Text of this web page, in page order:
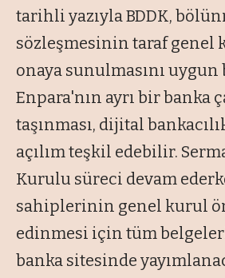
tarihli yazıyla BDDK,
sözleşmesinin taraf genel
onaya sunulmasını uygun
Enpara'nın ayrı bir banka
taşınması, dijital
açılım teşkil edebilir.
Kurulu süreci devam
sahiplerinin genel kurul
edinmesi için tüm
banka sitesinde